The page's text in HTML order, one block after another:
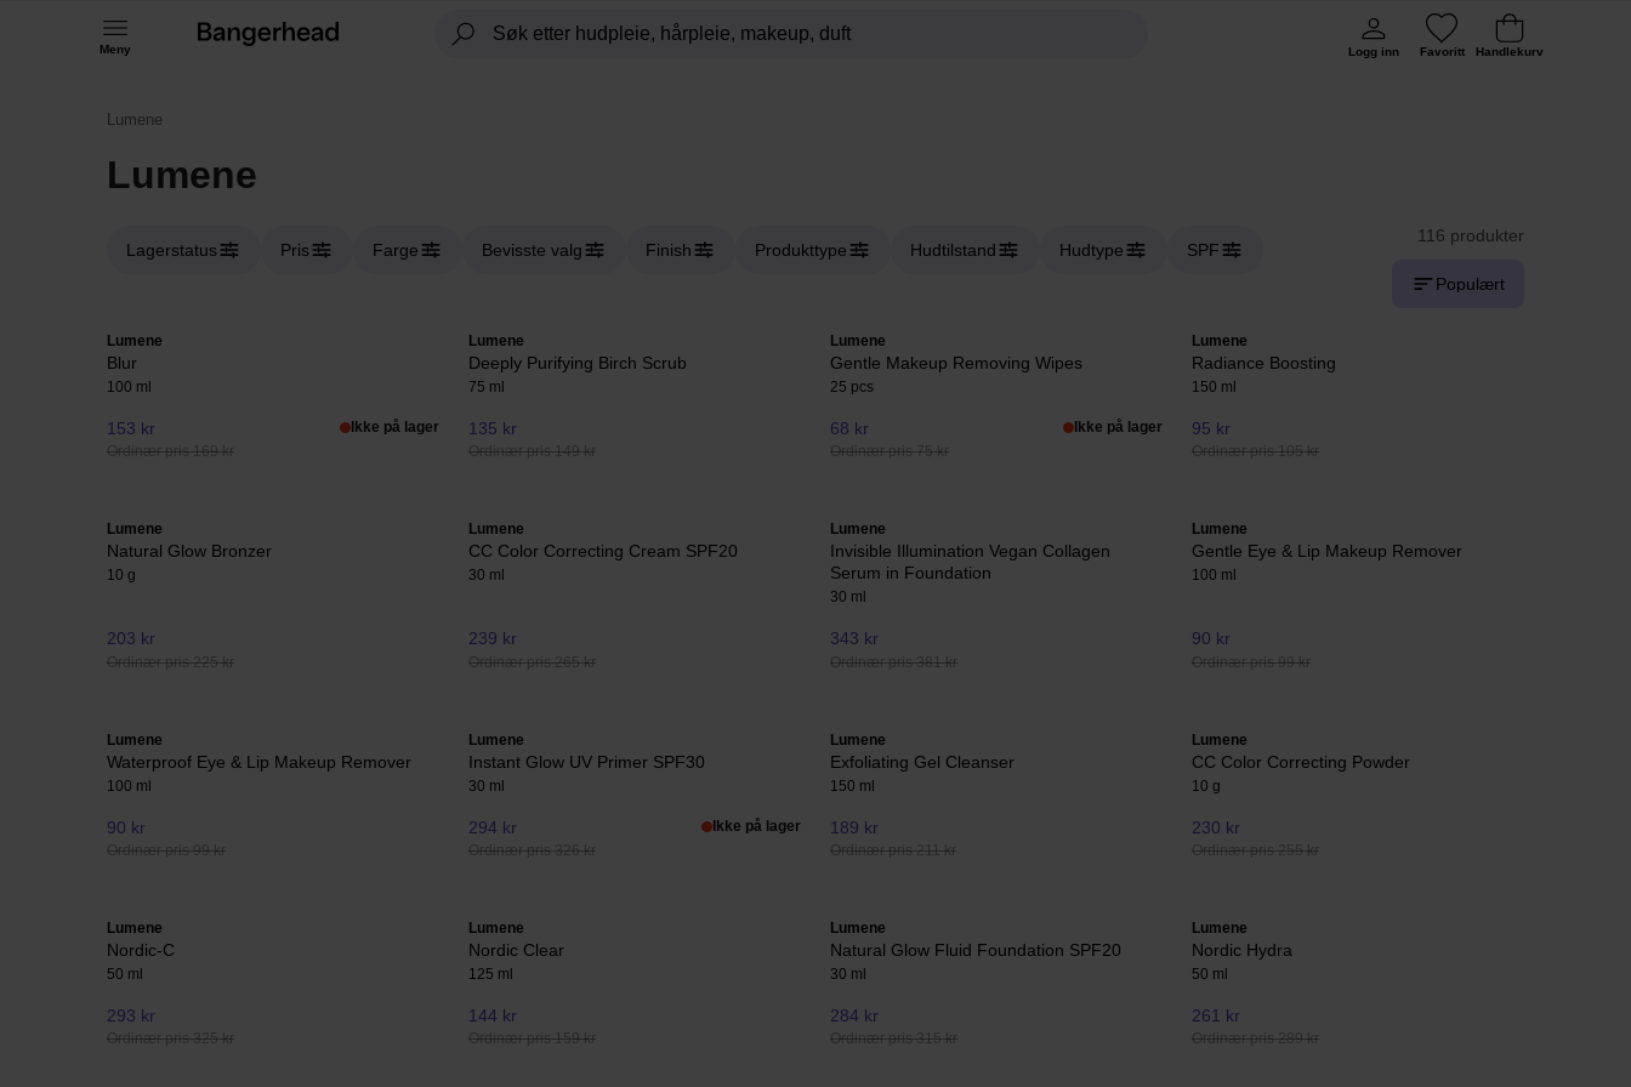
Meny Logg inn Favoritt Handlekurv
Lumene
Lumene
Lagerstatus Pris Farge Bevisste valg Finish Produkttype Hudtilstand Hudtype SPF
116 produkter
Populært
Lumene
Blur
100 ml
153 kr
Ordinær pris 169 kr
Ikke på lager
Lumene
Deeply Purifying Birch Scrub
75 ml
135 kr
Ordinær pris 149 kr
Lumene
Gentle Makeup Removing Wipes
25 pcs
68 kr
Ordinær pris 75 kr
Ikke på lager
Lumene
Radiance Boosting
150 ml
95 kr
Ordinær pris 105 kr
Lumene
Natural Glow Bronzer
10 g
203 kr
Ordinær pris 225 kr
Lumene
CC Color Correcting Cream SPF20
30 ml
239 kr
Ordinær pris 265 kr
Lumene
Invisible Illumination Vegan Collagen
Serum in Foundation
30 ml
343 kr
Ordinær pris 381 kr
Lumene
Gentle Eye & Lip Makeup Remover
100 ml
90 kr
Ordinær pris 99 kr
Lumene
Waterproof Eye & Lip Makeup Remover
100 ml
90 kr
Ordinær pris 99 kr
Lumene
Instant Glow UV Primer SPF30
30 ml
294 kr
Ordinær pris 326 kr
Ikke på lager
Lumene
Exfoliating Gel Cleanser
150 ml
189 kr
Ordinær pris 211 kr
Lumene
CC Color Correcting Powder
10 g
230 kr
Ordinær pris 255 kr
Lumene
Nordic-C
50 ml
293 kr
Ordinær pris 325 kr
Lumene
Nordic Clear
125 ml
144 kr
Ordinær pris 159 kr
Lumene
Natural Glow Fluid Foundation SPF20
30 ml
284 kr
Ordinær pris 315 kr
Lumene
Nordic Hydra
50 ml
261 kr
Ordinær pris 289 kr